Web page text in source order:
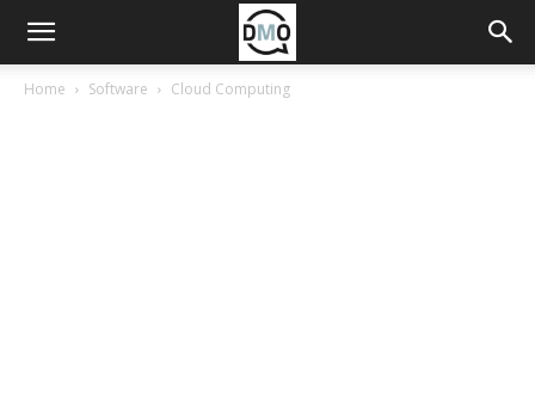
Home Software Cloud Computing